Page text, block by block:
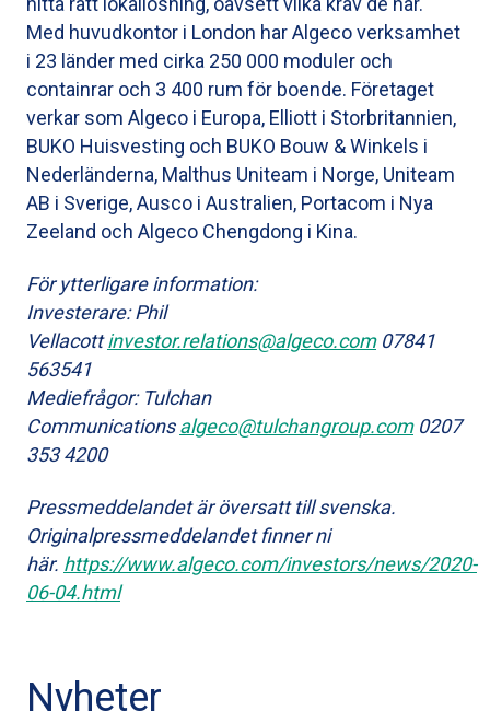
Med huvudkontor i London har Algeco verksamhet
i 23 länder med cirka 250 000 moduler och
containrar och 3 400 rum för boende. Företaget
verkar som Algeco i Europa, Elliott i Storbritannien,
BUKO Huisvesting och BUKO Bouw & Winkels i
Nederländerna, Malthus Uniteam i Norge, Uniteam
AB i Sverige, Ausco i Australien, Portacom i Nya
Zeeland och Algeco Chengdong i Kina.
För ytterligare information:
Investerare: Phil
Vellacottinvestor.relations@algeco.com07841
563541
Mediefrågor: Tulchan
Communicationsalgeco@tulchangroup.com0207
353 4200
Pressmeddelandet är översatt till svenska.
Originalpressmeddelandet finner ni
här. https://www.algeco.com/investors/news/2020-
06-04.html
Nyheter